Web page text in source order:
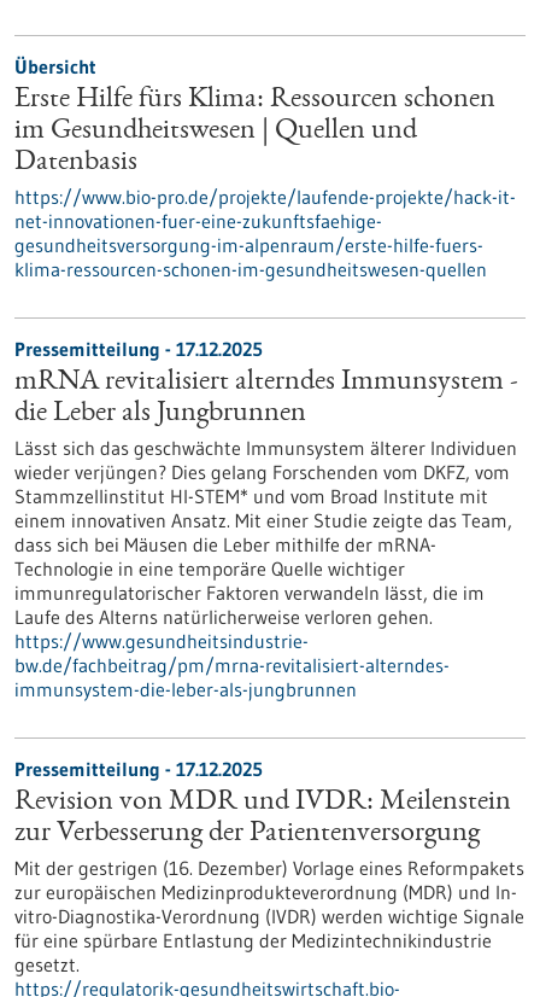
Übersicht
Erste Hilfe fürs Klima: Ressourcen schonen
im Gesundheitswesen | Quellen und
Datenbasis
https://www.bio-pro.de/projekte/laufende-projekte/hack-it-
net-innovationen-fuer-eine-zukunftsfaehige-
gesundheitsversorgung-im-alpenraum/erste-hilfe-fuers-
klima-ressourcen-schonen-im-gesundheitswesen-quellen
Pressemitteilung - 17.12.2025
mRNA revitalisiert alterndes Immunsystem -
die Leber als Jungbrunnen
Lässt sich das geschwächte Immunsystem älterer Individuen
wieder verjüngen? Dies gelang Forschenden vom DKFZ, vom
Stammzellinstitut HI-STEM* und vom Broad Institute mit
einem innovativen Ansatz. Mit einer Studie zeigte das Team,
dass sich bei Mäusen die Leber mithilfe der mRNA-
Technologie in eine temporäre Quelle wichtiger
immunregulatorischer Faktoren verwandeln lässt, die im
Laufe des Alterns natürlicherweise verloren gehen.
https://www.gesundheitsindustrie-
bw.de/fachbeitrag/pm/mrna-revitalisiert-alterndes-
immunsystem-die-leber-als-jungbrunnen
Pressemitteilung - 17.12.2025
Revision von MDR und IVDR: Meilenstein
zur Verbesserung der Patientenversorgung
Mit der gestrigen (16. Dezember) Vorlage eines Reformpakets
zur europäischen Medizinprodukteverordnung (MDR) und In-
vitro-Diagnostika-Verordnung (IVDR) werden wichtige Signale
für eine spürbare Entlastung der Medizintechnikindustrie
gesetzt.
https://regulatorik-gesundheitswirtschaft.bio-